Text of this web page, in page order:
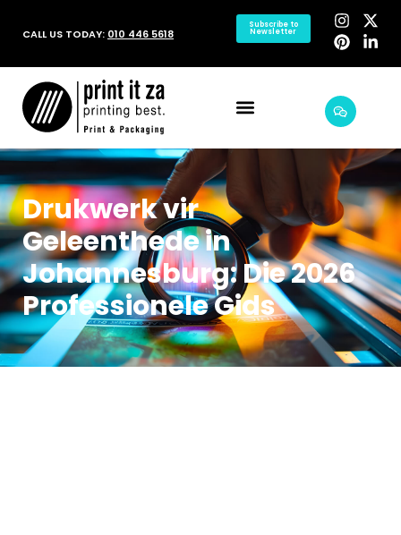
CALL US TODAY: 010 446 5618
Subscribe to
Newsletter
Drukwerk vir
Geleenthede in
Johannesburg: Die 2026
Professionele Gids